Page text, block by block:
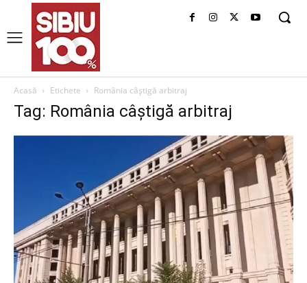
Acasă Etichete România câștigă arbitraj
Tag: România câștigă arbitraj